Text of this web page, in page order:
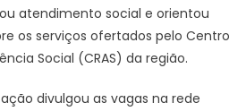
atendimento social e orientou
os serviços ofertados pelo Centro
Social (CRAS) da região.
divulgou as vagas na rede